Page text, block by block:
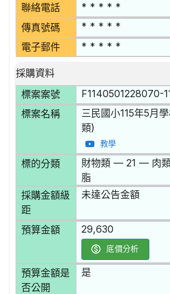
聯絡電話 * * * * *
傳真號碼 * * * * *
電子郵件 * * * * *
採購資料
標案案號
F1140501228070-
標案名稱
三民國小115年5月
類)
教學
標的分類
財物類 — 21 — 肉
脂
採購金額級
距
未達公告金額
預算金額 29,630
底價分析
預算金額是
否公開
是